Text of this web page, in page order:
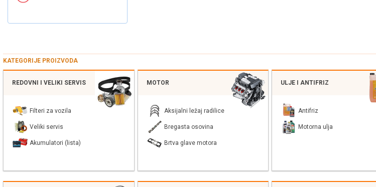
KATEGORIJE PROIZVODA
REDOVNI I VELIKI SERVIS
Filteri za vozila
Veliki servis
Akumulatori (lista)
MOTOR
Aksijalni ležaj radilice
Bregasta osovina
Brtva glave motora
ULJE I ANTIFRIZ
Antifriz
Motorna ulja